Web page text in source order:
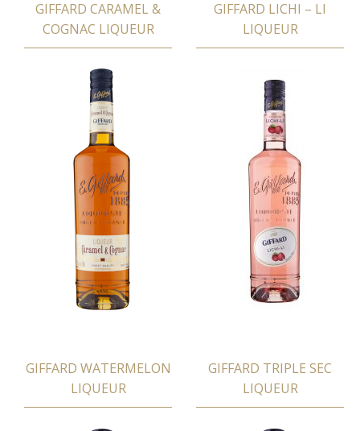
GIFFARD CARAMEL &
COGNAC LIQUEUR
GIFFARD LICHI – LI
LIQUEUR
GIFFARD WATERMELON
LIQUEUR
GIFFARD TRIPLE SEC
LIQUEUR